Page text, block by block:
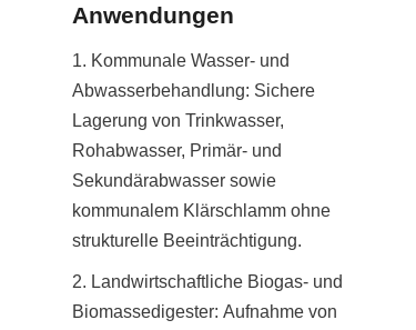
Anwendungen
1. Kommunale Wasser- und
Abwasserbehandlung: Sichere
Lagerung von Trinkwasser,
Rohabwasser, Primär- und
Sekundärabwasser sowie
kommunalem Klärschlamm ohne
strukturelle Beeinträchtigung.
2. Landwirtschaftliche Biogas- und
Biomassedigester: Aufnahme von